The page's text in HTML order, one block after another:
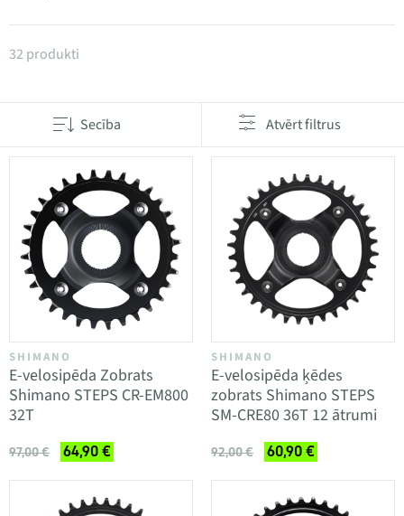
Produkti kategorijā E-velosipēdu klaņi un zobrati
32 produkti
Secība Atvērt filtrus
SHIMANO
E-velosipēda Zobrats
Shimano STEPS CR-EM800
32T
97,00 € 64,90 €
SHIMANO
E-velosipēda ķēdes
zobrats Shimano STEPS
SM-CRE80 36T 12 ātrumi
92,00 € 60,90 €